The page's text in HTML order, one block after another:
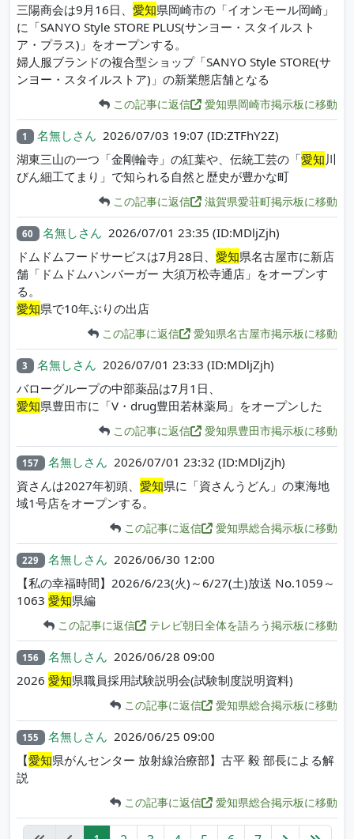
三陽商会は9月16日、 愛知県岡崎市の「イオンモール岡崎」
に「SANYO Style STORE PLUS(サンヨー・スタイルスト
ア・プラス)」をオープンする。
婦人服ブランドの複合型ショップ「SANYO Style STORE(サ
ンヨー・スタイルストア)」の新業態店舗となる
この記事に返信 愛知県岡崎市掲示板に移動
1 名無しさん 2026/07/03 19:07 (ID:ZTFhY2Z)
湖東三山の一つ「金剛輪寺」の紅葉や、伝統工芸の「愛知 川
びん細工てまり」で知られる自然と歴史が豊かな町
この記事に返信 滋賀県愛荘町掲示板に移動
60 名無しさん 2026/07/01 23:35 (ID:MDljZjh)
ドムドムフードサービスは7月28日、 愛知県名古屋市に新店
舗「ドムドムハンバーガー 大須万松寺通店」をオープンす
る。
愛知県で10年ぶりの出店
この記事に返信 愛知県名古屋市掲示板に移動
3 名無しさん 2026/07/01 23:33 (ID:MDljZjh)
バローグループの中部薬品は7月1日、
愛知県豊田市に「V・drug豊田若林薬局」をオープンした
この記事に返信 愛知県豊田市掲示板に移動
157 名無しさん 2026/07/01 23:32 (ID:MDljZjh)
資さんは2027年初頭、 愛知県に「資さんうどん」の東海地
域1号店をオープンする。
この記事に返信 愛知県総合掲示板に移動
229 名無しさん 2026/06/30 12:00
【私の幸福時間】2026/6/23(火)～6/27(土)放送 No.1059～
1063 愛知県編
この記事に返信 テレビ朝日全体を語ろう掲示板に移動
156 名無しさん 2026/06/28 09:00
2026 愛知県職員採用試験説明会(試験制度説明資料)
この記事に返信 愛知県総合掲示板に移動
155 名無しさん 2026/06/25 09:00
【愛知県がんセンター 放射線治療部】古平 毅 部長による解
説
この記事に返信 愛知県総合掲示板に移動